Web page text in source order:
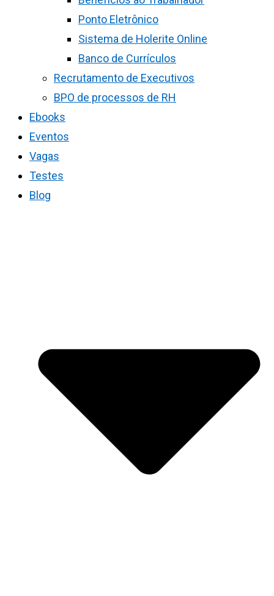
Ponto Eletrônico
Sistema de Holerite Online
Banco de Currículos
Recrutamento de Executivos
BPO de processos de RH
Ebooks
Eventos
Vagas
Testes
Blog